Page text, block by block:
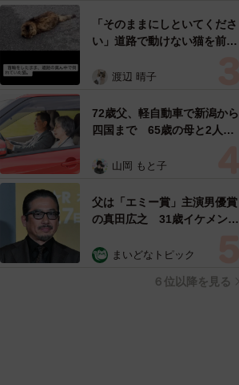
「そのままにしといてくださ
い」道路で動けない猫を前に
ようとした4日間 「命の重
表の訴え
渡辺 晴子
72歳父、軽自動車で新潟から
四国まで 65歳の母と2人で
憩まで分刻み… 「大学生で
山岡 もと子
父は「エミー賞」主演男優賞
の真田広之 31歳イケメン俳
「ガチヒロさんそっくり」
まいどなトピック
６位以降を見る